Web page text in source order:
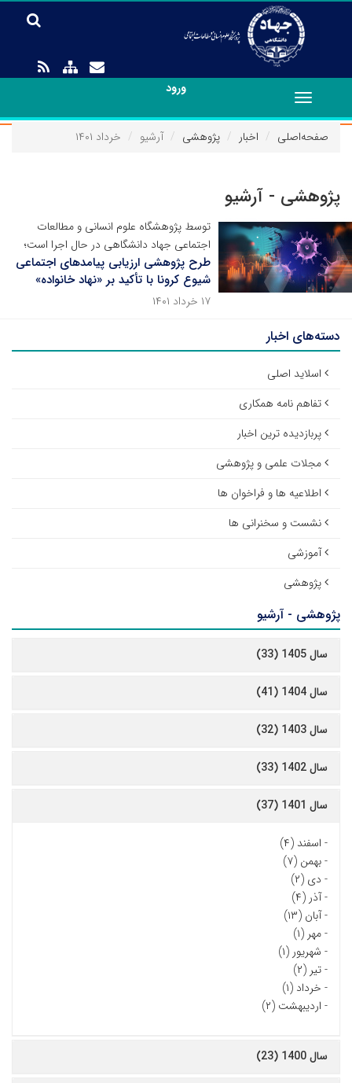
ورود
Toggle
navigation
صفحه‌اصلی
اخبار پژوهشی آرشیو خرداد ۱۴۰۱
پژوهشی - آرشیو
توسط پژوهشگاه علوم انسانی و مطالعات
اجتماعی جهاد دانشگاهی در حال اجرا است؛
طرح پژوهشی ارزیابی پیامدهای اجتماعی
شیوع کرونا با تأکید بر «نهاد خانواده»
۱۷ خرداد ۱۴۰۱
دسته‌های اخبار
اسلاید اصلی
تفاهم نامه همکاری
پربازدیده ترین اخبار
مجلات علمی و پژوهشی
اطلاعیه ها و فراخوان ها
نشست و سخنرانی ها
آموزشی
پژوهشی
پژوهشی - آرشیو
سال 1405 (33)
سال 1404 (41)
سال 1403 (32)
سال 1402 (33)
سال 1401 (37)
- اسفند (۴)
-بهمن (۷)
- دی (۲)
-آذر (۴)
-آبان (۱۳)
-مهر (۱)
- شهریور (۱)
-تیر (۲)
- خرداد (۱)
- اردیبهشت (۲)
سال 1400 (23)